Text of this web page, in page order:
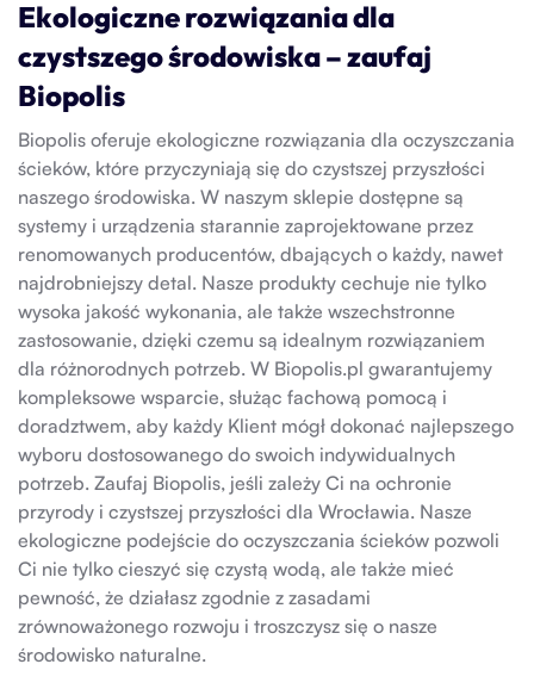
Ekologiczne rozwiązania dla
czystszego środowiska – zaufaj
Biopolis
Biopolis oferuje ekologiczne rozwiązania dla oczyszczania
ścieków, które przyczyniają się do czystszej przyszłości
naszego środowiska. W naszym sklepie dostępne są
systemy i urządzenia starannie zaprojektowane przez
renomowanych producentów, dbających o każdy, nawet
najdrobniejszy detal. Nasze produkty cechuje nie tylko
wysoka jakość wykonania, ale także wszechstronne
zastosowanie, dzięki czemu są idealnym rozwiązaniem
dla różnorodnych potrzeb. W Biopolis.pl gwarantujemy
kompleksowe wsparcie, służąc fachową pomocą i
doradztwem, aby każdy Klient mógł dokonać najlepszego
wyboru dostosowanego do swoich indywidualnych
potrzeb. Zaufaj Biopolis, jeśli zależy Ci na ochronie
przyrody i czystszej przyszłości dla Wrocławia. Nasze
ekologiczne podejście do oczyszczania ścieków pozwoli
Ci nie tylko cieszyć się czystą wodą, ale także mieć
pewność, że działasz zgodnie z zasadami
zrównoważonego rozwoju i troszczysz się o nasze
środowisko naturalne.